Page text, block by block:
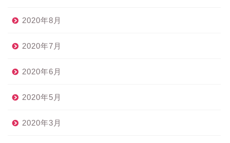
2020年8月
2020年7月
2020年6月
2020年5月
2020年3月